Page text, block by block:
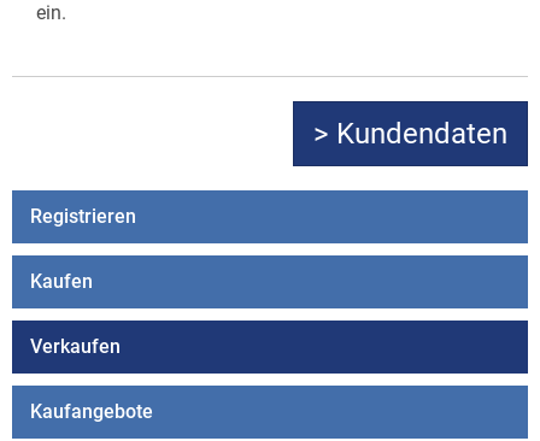
ein.
Registrieren
Kaufen
Verkaufen
Kaufangebote